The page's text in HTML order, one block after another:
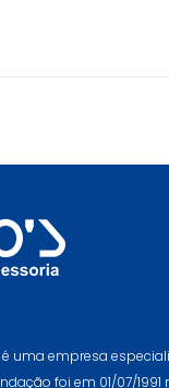
é uma empresa
foi em 01/07/1991